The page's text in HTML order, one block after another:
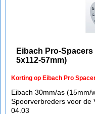
Eibach Pro-
5x112-57mm)
Korting op Eibach Pro
Eibach 30mm/as (15mm/
Spoorverbreders voor de
04.03